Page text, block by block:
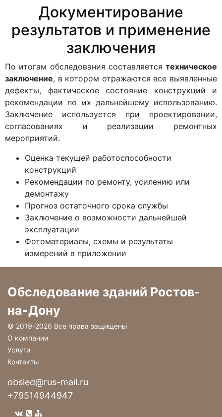
Документирование
результатов и применение
заключения
По итогам обследования составляется техническое
заключение, в котором отражаются все выявленные
дефекты, фактическое состояние конструкций и
рекомендации по их дальнейшему использованию.
Заключение используется при проектировании,
согласованиях и реализации ремонтных
мероприятий.
Оценка текущей работоспособности
конструкций
Рекомендации по ремонту, усилению или
демонтажу
Прогноз остаточного срока службы
Заключение о возможности дальнейшей
эксплуатации
Фотоматериалы, схемы и результаты
измерений в приложении
Обследование зданий Ростов-
на-Дону
© 2019-2026 Все права защищены
О компании
Услуги
Контакты
obsled@rus-mail.ru
+79514944947